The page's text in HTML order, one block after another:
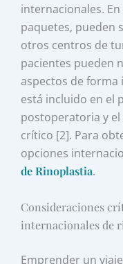
internacionales. En
paquetes, pueden
otros centros de
pacientes pueden
aspectos de
está incluido en el
postoperatoria y el
crítico [2]. Para
opciones
de Rinoplastia.
Consideraciones
internacionales de
Emprender un